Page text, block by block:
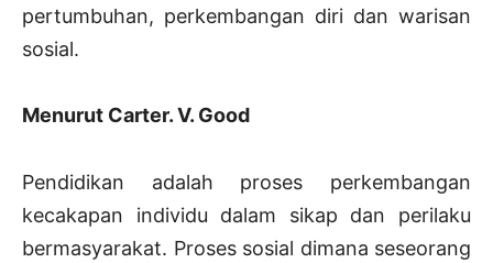
pertumbuhan, perkembangan diri dan warisan
sosial.
Menurut Carter. V. Good
Pendidikan adalah proses perkembangan
kecakapan individu dalam sikap dan perilaku
bermasyarakat. Proses sosial dimana seseorang